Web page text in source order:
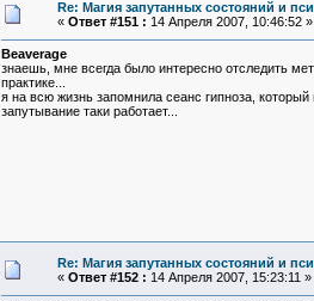
Re: Магия запутанных состояний и
« Ответ #151 : 14 Апреля 2007, 10:46:52 »
Beaverage
знаешь, мне всегда было интересно отследить
практике...
я на всю жизнь запомнила сеанс гипноза,
запутывание таки работает...
Re: Магия запутанных состояний и
« Ответ #152 : 14 Апреля 2007, 15:23:11 »